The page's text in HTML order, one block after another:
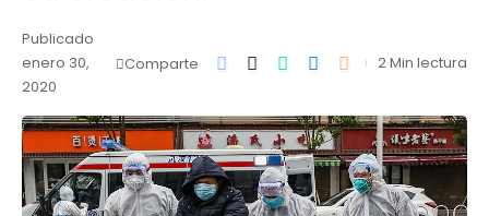
Publicado
enero 30,
2020
Comparte 2 Min lectura